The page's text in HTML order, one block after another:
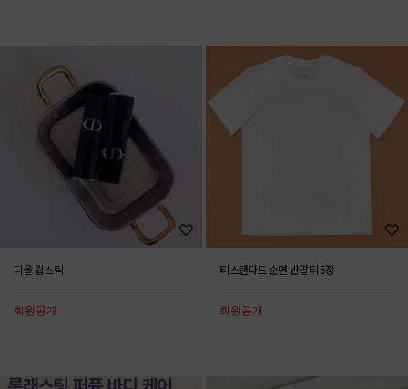
디올 립스틱
회원공개
티스탠다드 순면 반팔티 5장
회원공개